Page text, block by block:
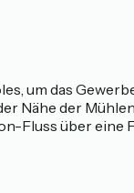
um das
Nähe der
Fluss über eine